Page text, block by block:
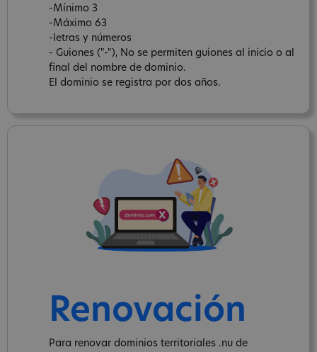
-Mínimo 3
-Máximo 63
-letras y números
- Guiones ("-"), No se permiten guiones al inicio o al
final del nombre de dominio.
El dominio se registra por dos años.
Renovación
Para renovar dominios territoriales .nu de